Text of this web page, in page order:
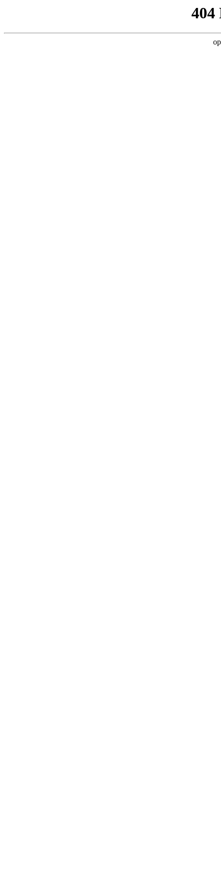
404